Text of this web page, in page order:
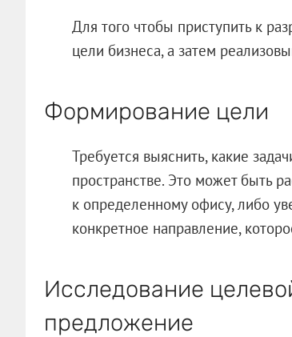
Для того чтобы приступить к
цели бизнеса, а затем
Формирование цели
Требуется выяснить, какие
пространстве. Это может быть
к определенному офису, либо
конкретное направление,
Исследование
предложение